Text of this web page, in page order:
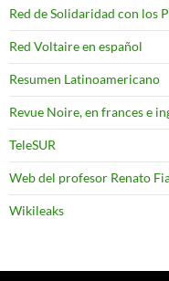
Red de Solidaridad con los
Red Voltaire en español
Resumen Latinoamericano
Revue Noire, en frances e
TeleSUR
Web del profesor Renato
Wikileaks